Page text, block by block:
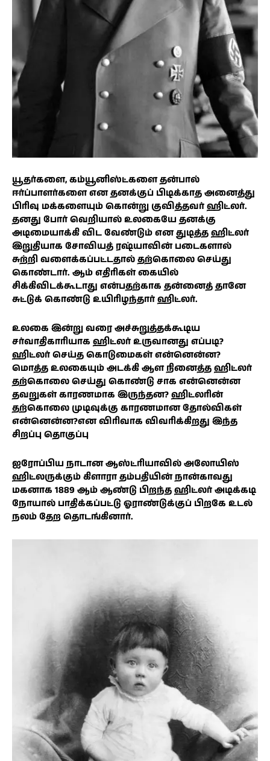
யூதர்களை, கம்யூனிஸ்ட்களை தன்பால்
ஈர்ப்பாளர்களை என தனக்குப் பிடிக்காத அனைத்து
பிரிவு மக்களையும் கொன்று குவித்தவர் ஹிட்லர்.
தனது போர் வெறியால் உலகையே தனக்கு
அடிமையாக்கி விட வேண்டும் என துடித்த ஹிட்லர்
இறுதியாக சோவியத் ரஷ்யாவின் படைகளால்
சுற்றி வளைக்கப்பட்டதால் தற்கொலை செய்து
கொண்டார். ஆம் எதிரிகள் கையில்
சிக்கிவிடக்கூடாது என்பதற்காக தன்னைத் தானே
சுட்டுக் கொண்டு உயிரிழந்தார் ஹிட்லர்.
உலகை இன்று வரை அச்சுறுத்தக்கூடிய
சர்வாதிகாரியாக ஹிட்லர் உருவானது எப்படி?
ஹிட்லர் செய்த கொடுமைகள் என்னென்ன?
மொத்த உலகையும் அடக்கி ஆள நினைத்த ஹிட்லர்
தற்கொலை செய்து கொண்டு சாக என்னென்ன
தவறுகள் காரணமாக இருந்தன? ஹிட்லரின்
தற்கொலை முடிவுக்கு காரணமான தோல்விகள்
என்னென்ன?என விரிவாக விவரிக்கிறது இந்த
சிறப்பு தொகுப்பு
ஐரோப்பிய நாடான ஆஸ்ட்ரியாவில் அலோயிஸ்
ஹிட்லருக்கும் கிளாரா தம்பதியின் நான்காவது
மகனாக 1889 ஆம் ஆண்டு பிறந்த ஹிட்லர் அடிக்கடி
நோயால் பாதிக்கப்பட்டு ஓராண்டுக்குப் பிறகே உடல்
நலம் தேற தொடங்கினார்.